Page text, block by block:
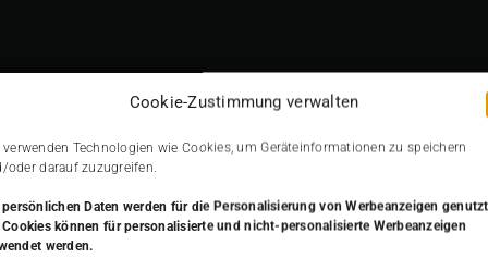
Cookie-Zustimmung verwalten
verwenden Technologien wie Cookies, um Geräteinformationen zu speichern
oder darauf zuzugreifen.
persönlichen Daten werden für die Personalisierung von Werbeanzeigen
Cookies können für personalisierte und nicht-personalisierte Werbeanzeigen
werden.